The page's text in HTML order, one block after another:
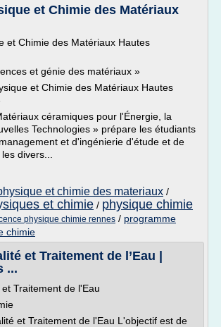
et Chimie des Matériaux
et Chimie des Matériaux Hautes
et génie des matériaux »
et Chimie des Matériaux Hautes
céramiques pour l'Énergie, la
Technologies » prépare les étudiants
et d'ingénierie d'étude et de
divers...
et chimie des materiaux /
et chimie / physique chimie
physique chimie rennes / programme
chimie
et Traitement de l’Eau |
...
Traitement de l'Eau
et Traitement de l'Eau L'objectif est de